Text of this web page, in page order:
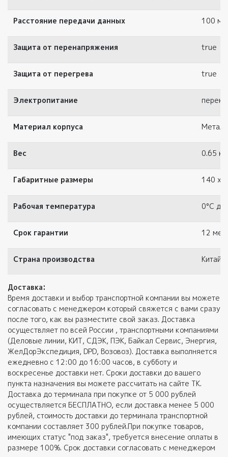
Расстояние передачи данных 100 м.
Защита от перенапряжения true
Защита от перегрева true
Электропитание
Материал корпуса Металл
Вес 0.65 кг.
Габаритные размеры 140 x
Рабочая температура 0°C до
Срок гарантии 12 мес.
Страна производства Китай
Доставка:
Время доставки и выбор транспортной компании вы можете
согласовать с менеджером который свяжется с вами сразу
после того, как вы разместите свой заказ. Доставка
осуществляет по всей России , транспортными компаниями
(Деловые линии, КИТ, СДЭК, ПЭК, Байкал Сервис, Энергия,
ЖелДорЭкспедиция, DPD, Возовоз). Доставка выполняется
ежедневно с 12:00 до 16:00 часов, в субботу и
воскресенье доставки нет. Сроки доставки до вашего
пункта назначения вы можете рассчитать на сайте ТК.
Доставка до терминала при покупке от 5 000 рублей
осуществляется БЕСПЛАТНО, если доставка менее 5 000
рублей, стоимость доставки до терминала транспортной
компании составляет 300 рублей.При покупке товаров,
имеющих статус "под заказ", требуется внесение оплаты в
размере 100%. Срок доставки согласовать с менеджером